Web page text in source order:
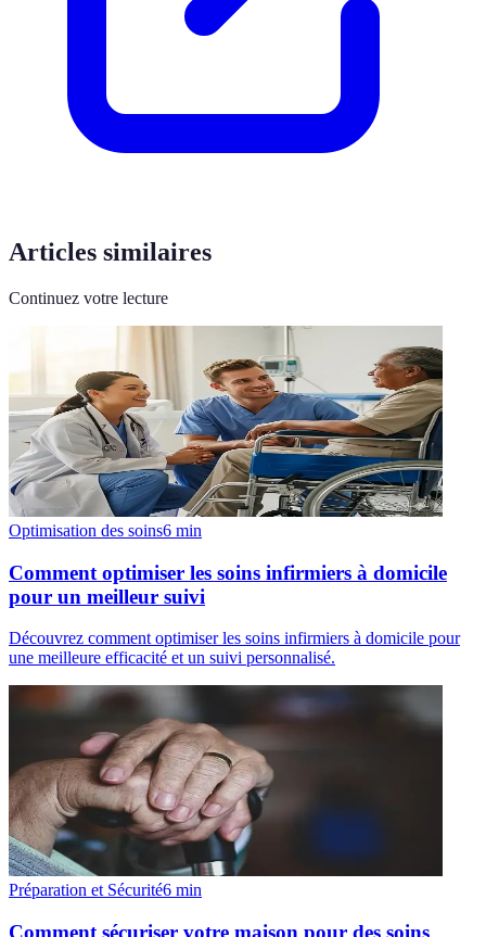
Articles similaires
Continuez votre lecture
Optimisation des soins6 min
Comment optimiser les soins infirmiers à domicile
pour un meilleur suivi
Découvrez comment optimiser les soins infirmiers à domicile pour
une meilleure efficacité et un suivi personnalisé.
Préparation et Sécurité6 min
Comment sécuriser votre maison pour des soins